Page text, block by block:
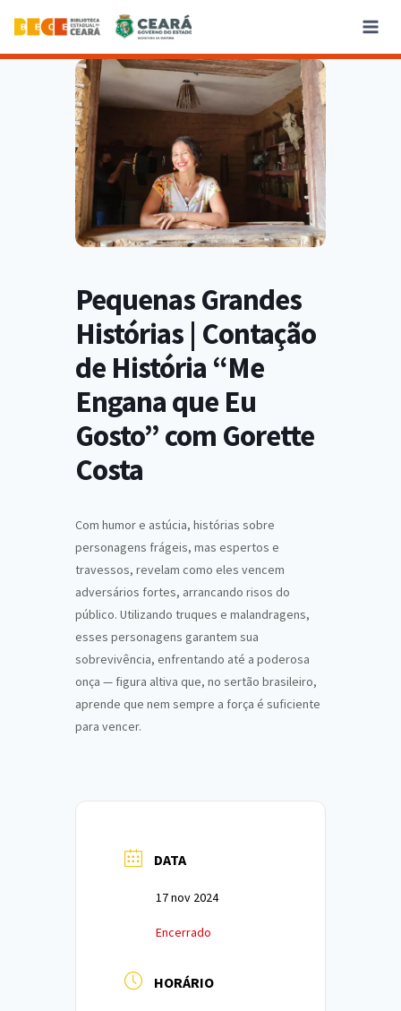
Pequenas Grandes
Histórias | Contação
de História “Me
Engana que Eu
Gosto” com Gorette
Costa
Com humor e astúcia, histórias sobre
personagens frágeis, mas espertos e
travessos, revelam como eles vencem
adversários fortes, arrancando risos do
público. Utilizando truques e malandragens,
esses personagens garantem sua
sobrevivência, enfrentando até a poderosa
onça — figura altiva que, no sertão brasileiro,
aprende que nem sempre a força é suficiente
para vencer.
DATA
17 nov 2024
Encerrado
HORÁRIO